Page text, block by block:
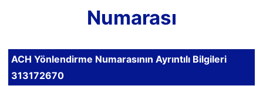
Numarası
ACH Yönlendirme Numarasının Ayrıntılı Bilgileri
313172670